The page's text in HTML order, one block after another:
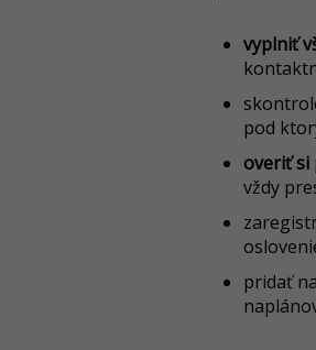
vyplniť
pod
overiť si
vždy
pridať